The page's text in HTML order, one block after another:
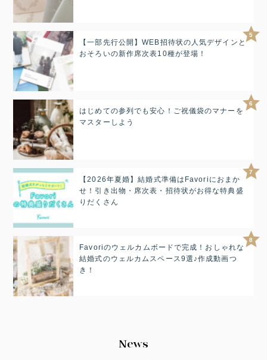
5
【一部先行公開】WEB招待状の人気デザインと
おそろいの新作席次表10種が登場！
6
はじめての参列でも安心！ご祝儀袋のマナーを
マスターしよう
7
【2026年夏婚】結婚式準備はFavoriにおまか
せ！引き出物・席次表・招待状がお得な特典盛
りだくさん
8
Favoriのウェルカムボードで完成！おしゃれな
結婚式のウェルカムスペース9選♪作成動画つ
き！
News